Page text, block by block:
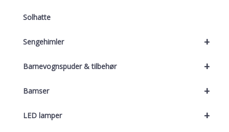
Solhatte
+
Sengehimler
+
Barnevognspuder & tilbehør
+
Bamser
+
LED lamper